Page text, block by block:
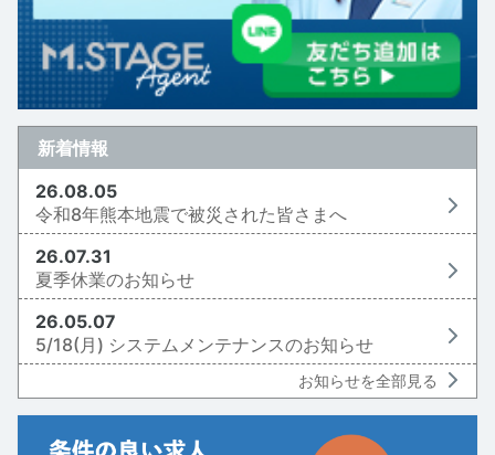
新着情報
26.08.05
令和8年熊本地震で被災された皆さまへ
26.07.31
夏季休業のお知らせ
26.05.07
5/18(月) システムメンテナンスのお知らせ
お知らせを全部見る